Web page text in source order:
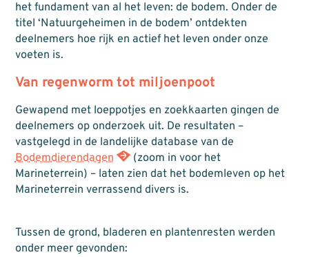
het fundament van al het leven: de bodem. Onder de
titel ‘Natuurgeheimen in de bodem’ ontdekten
deelnemers hoe rijk en actief het leven onder onze
voeten is.
Van regenworm tot miljoenpoot
Gewapend met loeppotjes en zoekkaarten gingen de
deelnemers op onderzoek uit. De resultaten –
vastgelegd in de landelijke database van de
Bodemdierendagen
(zoom in voor het
Marineterrein) – laten zien dat het bodemleven op het
Marineterrein verrassend divers is.
Tussen de grond, bladeren en plantenresten werden
onder meer gevonden: